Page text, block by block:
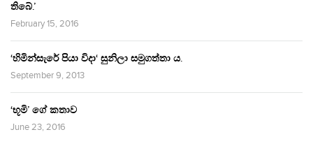
තිබේ.’
February 15, 2016
‘හිමින්සැරේ පියා විදා‘ සුනිලා සමුගත්තා ය.
September 9, 2013
‘භූමි’ ගේ කතාව
June 23, 2016